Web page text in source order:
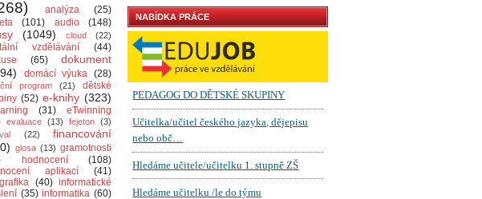
analýza
(25)
(101) audio (148)
(1049) cloud (22)
vzdělávání
(44)
(65)
dokument
domácí výuka (28)
program (21)
dětské
(52) e-knihy (323)
(31)
eTwinning
evaluace (13) fejeton (3)
(22)
financování
glosa (13) gramotnosti
hodnocení
(108)
aplikací
(41)
(40) informatické
(35) informatika (60)
NABÍDKA PRÁCE